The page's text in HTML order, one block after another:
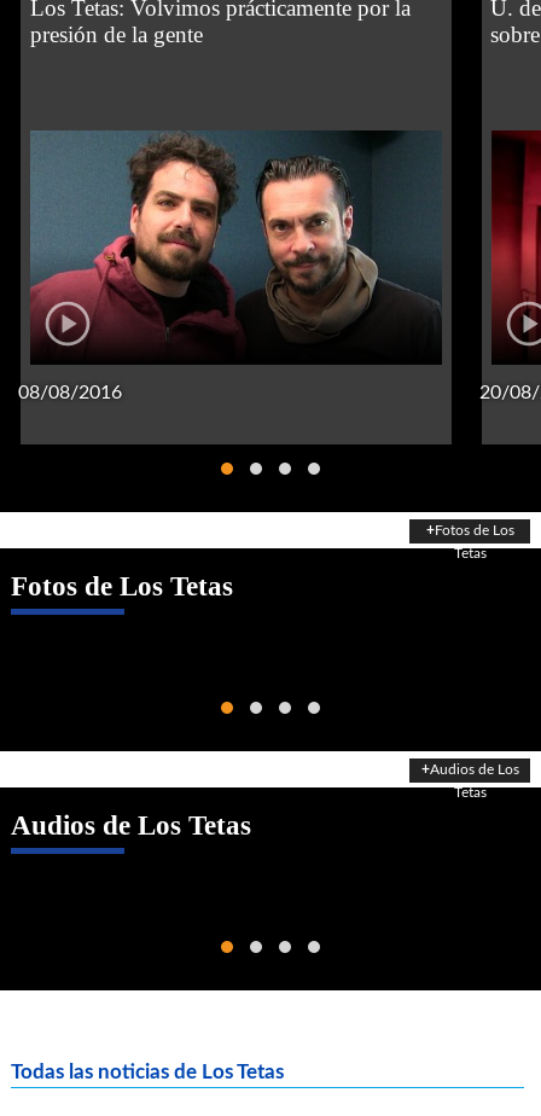
Los Tetas: Volvimos prácticamente por la
presión de la gente
08/08/2016
U.
20/08/
Fotos de Los Tetas
+Fotos de Los
Tetas
Audios de Los Tetas
+Audios de Los
Tetas
Todas las noticias de Los Tetas